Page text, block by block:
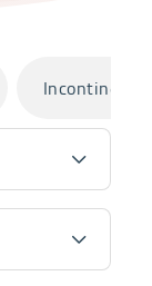
Incontinentie